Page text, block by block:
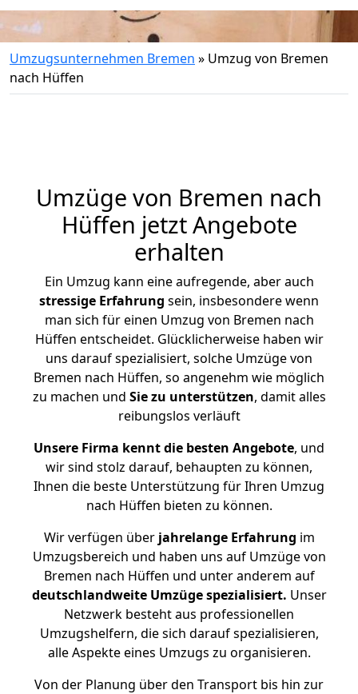
Umzugsunternehmen Bremen » Umzug von Bremen
nach Hüffen
Umzüge von Bremen nach
Hüffen jetzt Angebote
erhalten
Ein Umzug kann eine aufregende, aber auch
stressige Erfahrung sein, insbesondere wenn
man sich für einen Umzug von Bremen nach
Hüffen entscheidet. Glücklicherweise haben wir
uns darauf spezialisiert, solche Umzüge von
Bremen nach Hüffen, so angenehm wie möglich
zu machen und Sie zu unterstützen, damit alles
reibungslos verläuft
Unsere Firma kennt die besten Angebote, und
wir sind stolz darauf, behaupten zu können,
Ihnen die beste Unterstützung für Ihren Umzug
nach Hüffen bieten zu können.
Wir verfügen überjahrelange Erfahrung im
Umzugsbereich und haben uns auf Umzüge von
Bremen nach Hüffen und unter anderem auf
deutschlandweite Umzüge spezialisiert. Unser
Netzwerk besteht aus professionellen
Umzugshelfern, die sich darauf spezialisieren,
alle Aspekte eines Umzugs zu organisieren.
Von der Planung über den Transport bis hin zur